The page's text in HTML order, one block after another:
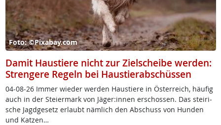
Foto: ©Pixabay.com
Damit Haustiere nicht zur Zielscheibe werden:
Strengere Regeln bei Haustierabschüssen
04-08-26 Im­mer wie­der wer­den Haus­tie­re in Ös­t­er­reich, häu­fig
auch in der Stei­er­mark von Jä­ger:in­nen er­schos­sen. Das stei­ri­
sche Jagd­ge­setz er­laubt näm­lich den Ab­schuss von Hun­den
und Kat­zen…